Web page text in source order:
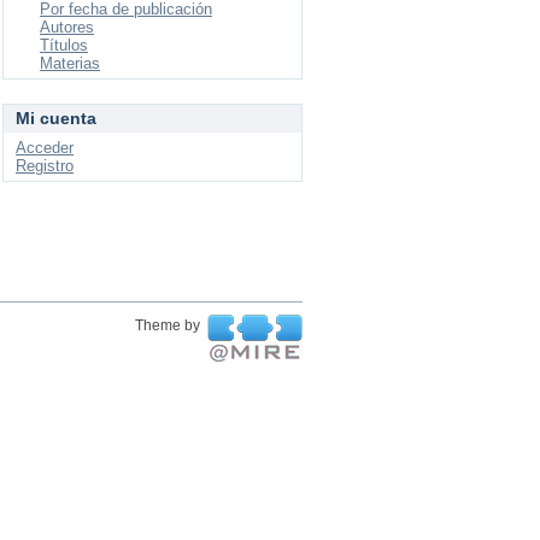
Por fecha de publicación
Autores
Títulos
Materias
Mi cuenta
Acceder
Registro
Theme by